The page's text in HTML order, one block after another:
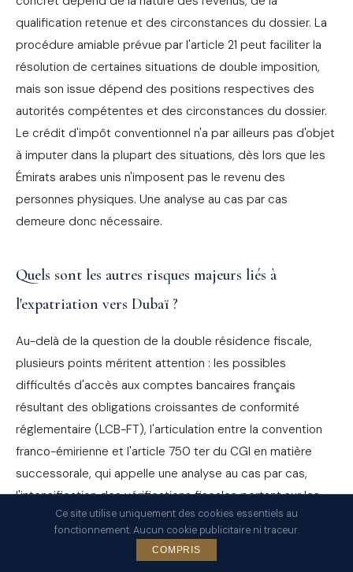
qualification retenue et des circonstances du dossier. La
procédure amiable prévue par l'article 21 peut faciliter la
résolution de certaines situations de double imposition,
mais son issue dépend des positions respectives des
autorités compétentes et des circonstances du dossier.
Le crédit d'impôt conventionnel n'a par ailleurs pas d'objet
à imputer dans la plupart des situations, dès lors que les
Émirats arabes unis n'imposent pas le revenu des
personnes physiques. Une analyse au cas par cas
demeure donc nécessaire.
Quels sont les autres risques majeurs liés à
l'expatriation vers Dubaï ?
Au-delà de la question de la double résidence fiscale,
plusieurs points méritent attention : les possibles
difficultés d'accès aux comptes bancaires français
résultant des obligations croissantes de conformité
réglementaire (LCB-FT), l'articulation entre la convention
franco-émirienne et l'article 750 ter du CGI en matière
successorale, qui appelle une analyse au cas par cas,
l'intensification des vérifications fiscales portant sur les
expatriés aux Émirats, ainsi que l'application persistante
de l'impôt sur la fortune immobilière (IFI) sur les biens
immobiliers français après expatriation. Une planification
Ce site utilise uniquement des cookies essentiels au
fonctionnement. Aucun cookie publicitaire ni traceur.
COMPRIS